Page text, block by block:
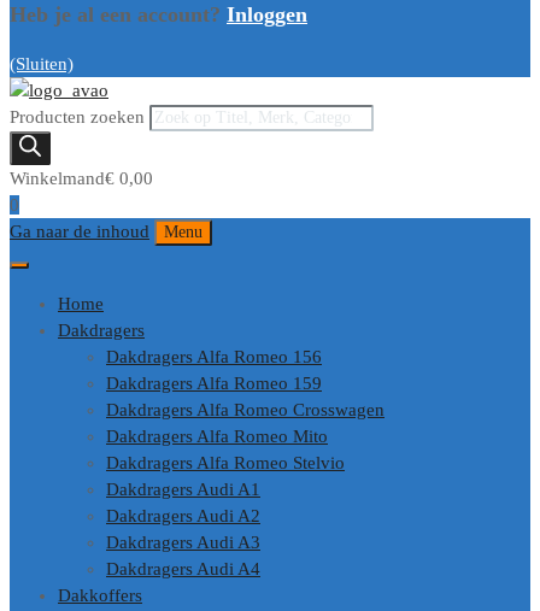
Heb je al een account? Inloggen
(Sluiten)
Producten zoeken
Winkelmand€ 0,00
0
Ga naar de inhoud
Menu
Home
Dakdragers
Dakdragers Alfa Romeo 156
Dakdragers Alfa Romeo 159
Dakdragers Alfa Romeo Crosswagen
Dakdragers Alfa Romeo Mito
Dakdragers Alfa Romeo Stelvio
Dakdragers Audi A1
Dakdragers Audi A2
Dakdragers Audi A3
Dakdragers Audi A4
Dakkoffers